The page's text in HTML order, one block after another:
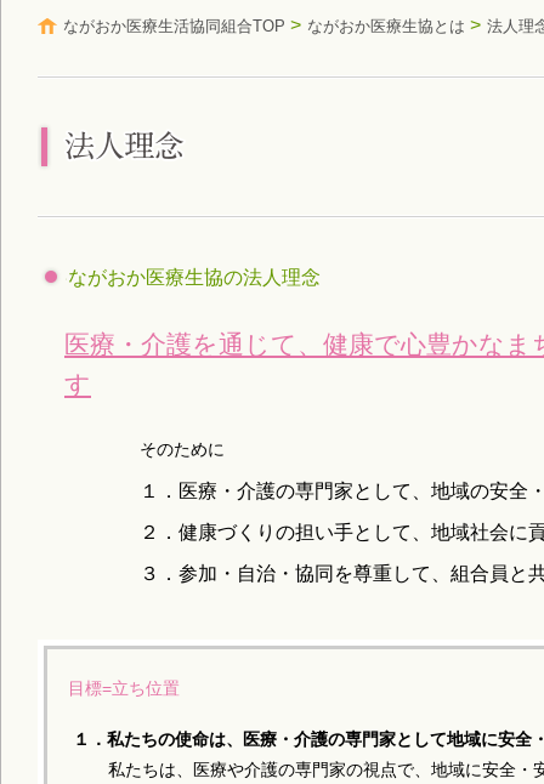
ながおか医療生活協同組合TOP > ながおか医療生協とは > 法人理
ながおか医療生協の法人理念
医療・介護を通じて、健康で心豊かな
す
そのために
１．医療・介護の専門家として、地域の安全
２．健康づくりの担い手として、地域社会に
３．参加・自治・協同を尊重して、組合員と
目標=立ち位置
１．私たちの使命は、医療・介護の専門家として地域に安全
私たちは、医療や介護の専門家の視点で、地域に安全・